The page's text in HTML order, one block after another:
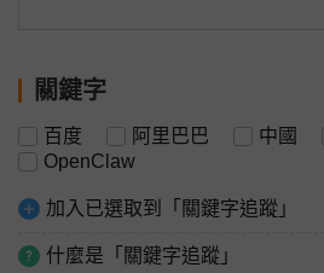
關鍵字
百度 阿里巴巴 中國
OpenClaw
加入已選取到「關鍵字追蹤」
什麼是「關鍵字追蹤」